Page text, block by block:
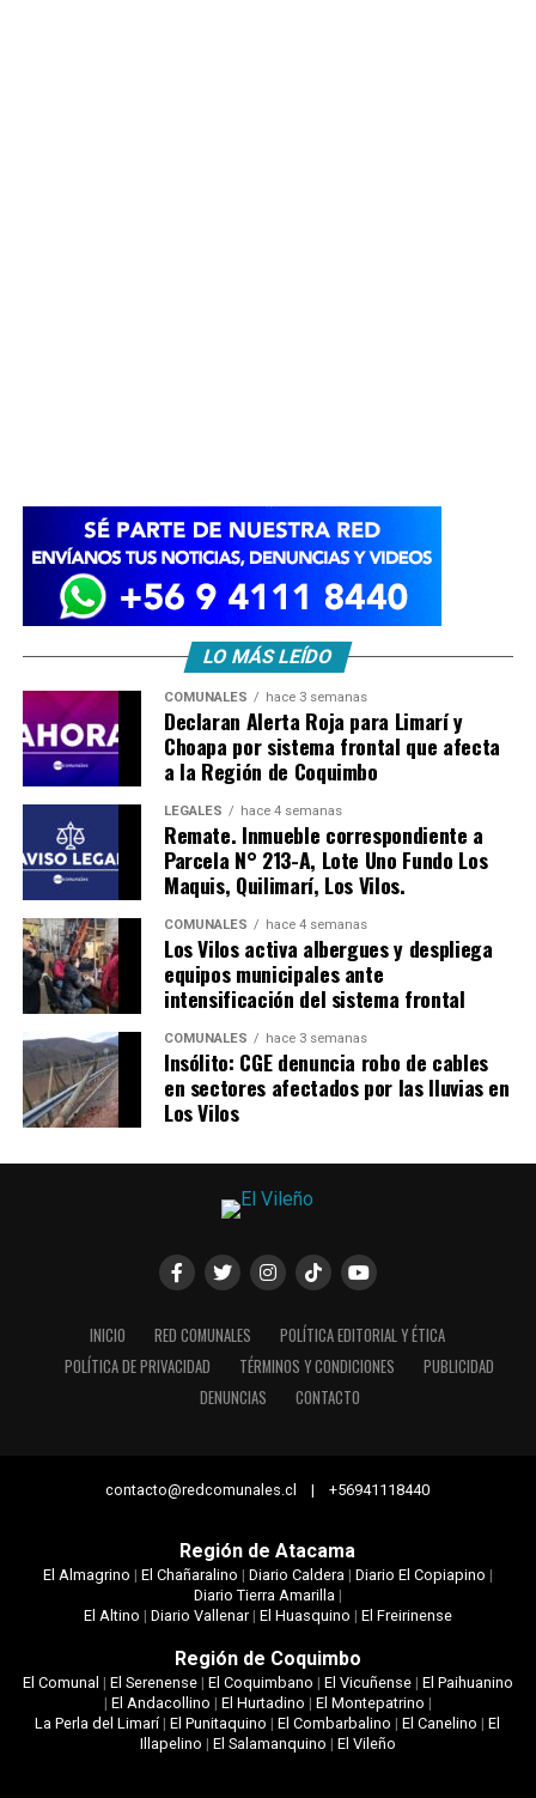
LO MÁS LEÍDO
COMUNALES hace 3 semanas
Declaran Alerta Roja para Limarí y
Choapa por sistema frontal que afecta
a la Región de Coquimbo
LEGALES hace 4 semanas
Remate. Inmueble correspondiente a
Parcela N° 213-A, Lote Uno Fundo Los
Maquis, Quilimarí, Los Vilos.
COMUNALES hace 4 semanas
Los Vilos activa albergues y despliega
equipos municipales ante
intensificación del sistema frontal
COMUNALES hace 3 semanas
Insólito: CGE denuncia robo de cables
en sectores afectados por las lluvias en
Los Vilos
INICIO RED COMUNALES
POLÍTICA EDITORIAL Y ÉTICA
POLÍTICA DE PRIVACIDAD
TÉRMINOS Y CONDICIONES
PUBLICIDAD
DENUNCIAS
CONTACTO
contacto@redcomunales.cl | +56941118440
Región de Atacama
El Almagrino | El Chañaralino | Diario Caldera | Diario El Copiapino |
Diario Tierra Amarilla |
El Altino | Diario Vallenar| El Huasquino | El Freirinense
Región de Coquimbo
El Comunal | El Serenense| El Coquimbano | El Vicuñense| El Paihuanino
| El Andacollino | El Hurtadino | El Montepatrino |
La Perla del Limarí|El Punitaquino |El Combarbalino |El Canelino |El
Illapelino | El Salamanquino | El Vileño